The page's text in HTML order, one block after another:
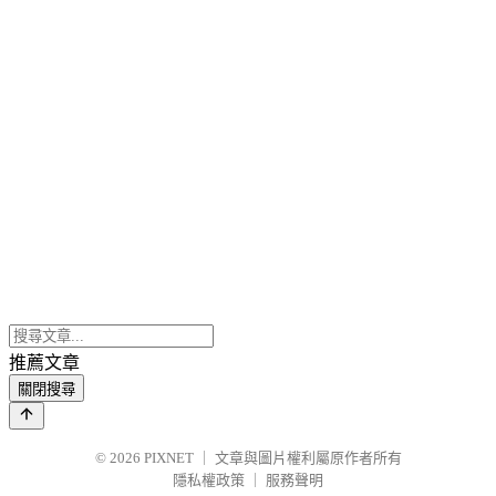
推薦文章
關閉搜尋
© 2026 PIXNET
文章與圖片權利屬原作者所有
隱私權政策
服務聲明